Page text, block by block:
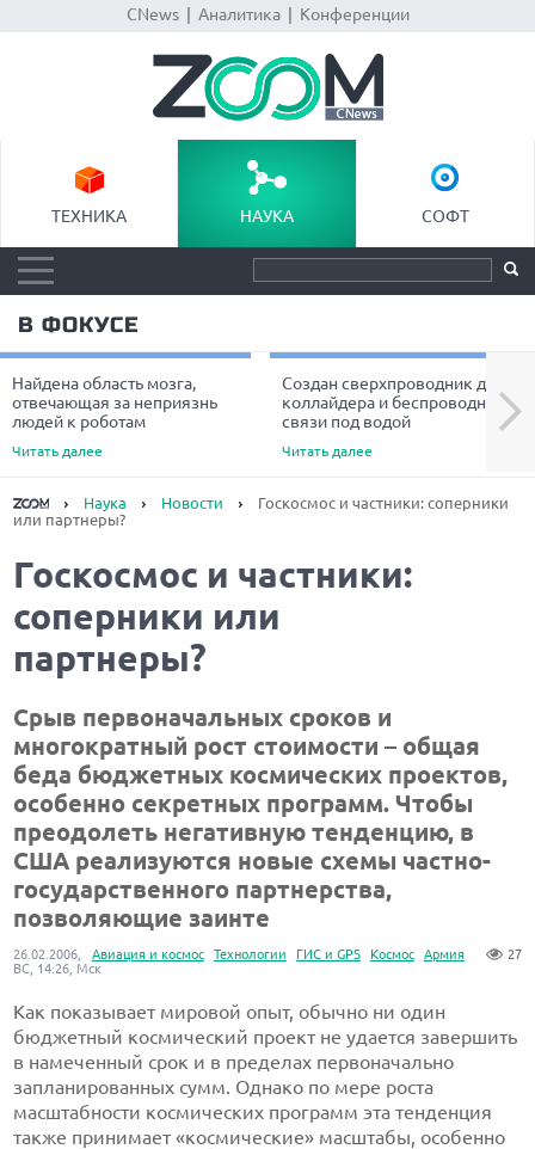
CNews| Аналитика| Конференции
ТЕХНИКА НАУКА СОФТ
В ФОКУСЕ
Найдена область мозга,
отвечающая за неприязнь
людей к роботам
Читать далее
Создан сверхпроводник для
коллайдера и беспроводной
связи под водой
Читать далее
Next
Наука Новости
Госкосмос и частники: соперники
или партнеры?
Госкосмос и частники:
соперники или
партнеры?
Срыв первоначальных сроков и
многократный рост стоимости – общая
беда бюджетных космических проектов,
особенно секретных программ. Чтобы
преодолеть негативную тенденцию, в
США реализуются новые схемы частно-
государственного партнерства,
позволяющие заинте
Авиация и космос Технологии ГИС и GPS Космос Армия 27
26.02.2006,
ВС, 14:26, Мск
Как показывает мировой опыт, обычно ни один
бюджетный космический проект не удается завершить
в намеченный срок и в пределах первоначально
запланированных сумм. Однако по мере роста
масштабности космических программ эта тенденция
также принимает «космические» масштабы, особенно